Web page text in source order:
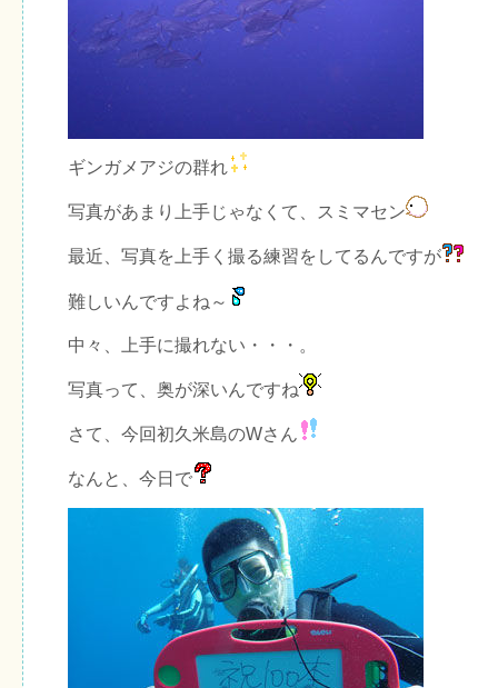
ギンガメアジの群れ
写真があまり上手じゃなくて、スミマセン
最近、写真を上手く撮る練習をしてるんですが
難しいんですよね～
中々、上手に撮れない・・・。
写真って、奥が深いんですね
さて、今回初久米島のWさん
なんと、今日で